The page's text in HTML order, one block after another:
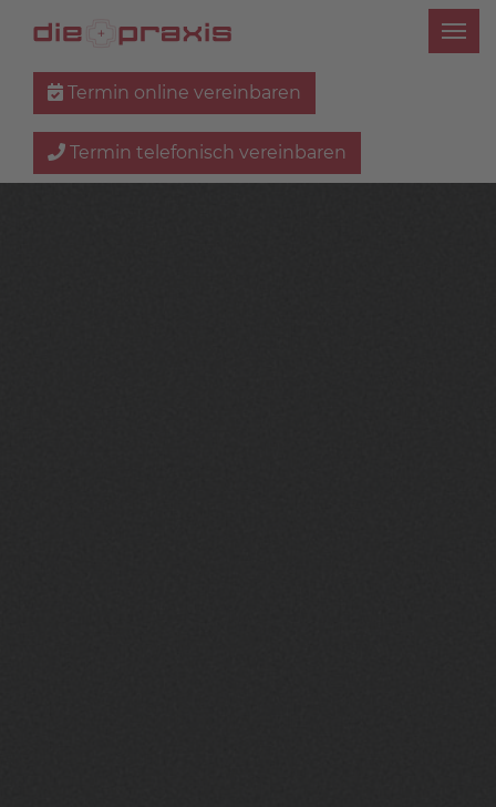
Termin online vereinbaren
Termin telefonisch vereinbaren